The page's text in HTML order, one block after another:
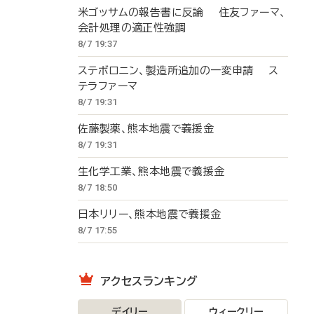
米ゴッサムの報告書に反論 住友ファーマ、
会計処理の適正性強調
8/7 19:37
ステボロニン、製造所追加の一変申請 ス
テラファーマ
8/7 19:31
佐藤製薬、熊本地震で義援金
8/7 19:31
生化学工業、熊本地震で義援金
8/7 18:50
日本リリー、熊本地震で義援金
8/7 17:55
アクセスランキング
デイリー ウィークリー